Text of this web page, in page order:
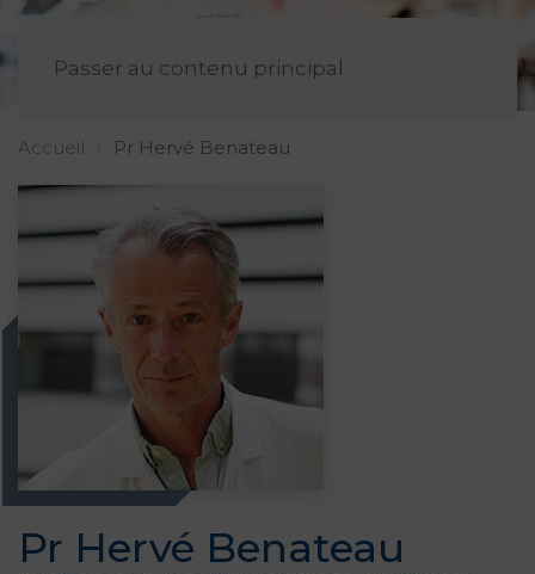
Passer au contenu principal
Accueil Pr Hervé Benateau
Pr Hervé Benateau